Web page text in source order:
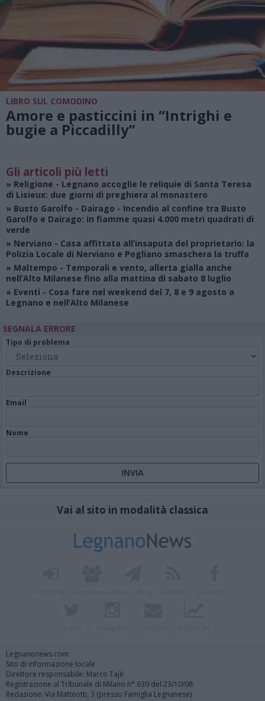
LIBRO SUL COMODINO
Amore e pasticcini in “Intrighi e
bugie a Piccadilly”
Gli articoli più letti
» Religione - Legnano accoglie le reliquie di Santa Teresa
di Lisieux: due giorni di preghiera al monastero
» Busto Garolfo - Dairago - Incendio al confine tra Busto
Garolfo e Dairago: in fiamme quasi 4.000 metri quadrati di
verde
» Nerviano - Casa affittata all’insaputa del proprietario: la
Polizia Locale di Nerviano e Pogliano smaschera la truffa
» Maltempo - Temporali e vento, allerta gialla anche
nell’Alto Milanese fino alla mattina di sabato 8 luglio
» Eventi - Cosa fare nel weekend del 7, 8 e 9 agosto a
Legnano e nell’Alto Milanese
SEGNALA ERRORE
Tipo di problema
Descrizione
Email
Nome
Vai al sito in modalità classica
Legnanonews.com
Sito di informazione locale
Direttore responsabile: Marco Tajè
Registrazione al Tribunale di Milano n° 639 del 23/10/08
Redazione: Via Matteotti, 3 (presso Famiglia Legnanese)